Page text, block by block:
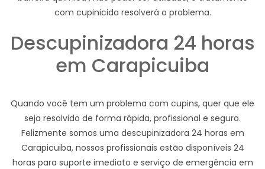
com cupinicida resolverá o problema.
Descupinizadora 24 horas
em Carapicuiba
Quando você tem um problema com cupins, quer que ele
seja resolvido de forma rápida, profissional e seguro.
Felizmente somos uma descupinizadora 24 horas em
Carapicuiba, nossos profissionais estão disponíveis 24
horas para suporte imediato e serviço de emergência em